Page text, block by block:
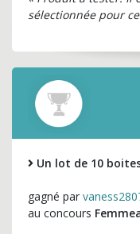
sélectionnée pour
Un lot de 10
gagné par
au concours